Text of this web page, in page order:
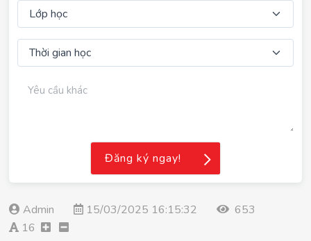
Admin 15/03/2025 16:15:32
653
16
Đăng ký ngay!